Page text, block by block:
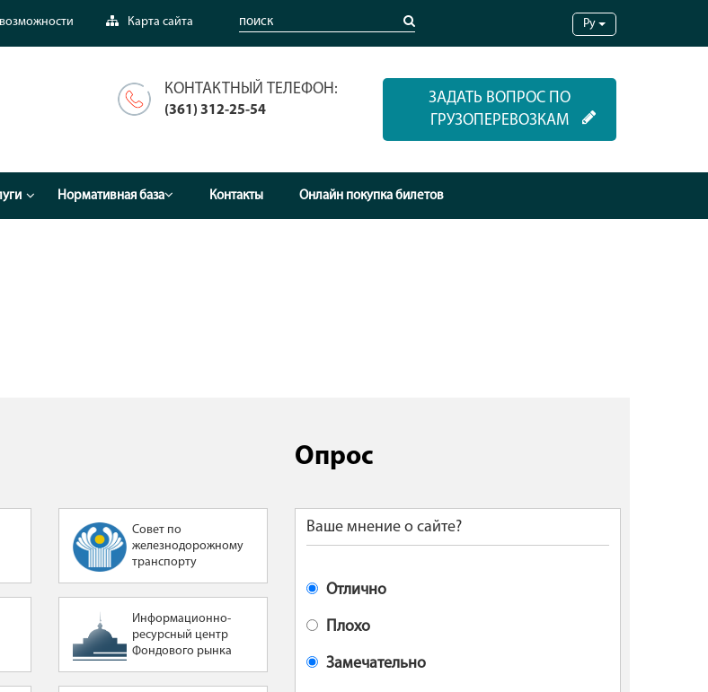
Карта сайта Ру
ЗАДАТЬ ВОПРОС ПО
ГРУЗОПЕРЕВОЗКАМ
КОНТАКТНЫЙ ТЕЛЕФОН:
(361) 312-25-54
Нормативная база Контакты Онлайн покупка билетов
Совет по
железнодорожному
транспорту
Информационно-
ресурсный центр
Фондового рынка
Опрос
Ваше мнение о сайте?
Отлично
Плохо
Замечательно